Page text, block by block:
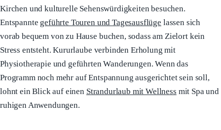
Kirchen und kulturelle Sehenswürdigkeiten besuchen.
Entspannte geführte Touren und Tagesausflüge lassen sich
vorab bequem von zu Hause buchen, sodass am Zielort kein
Stress entsteht. Kururlaube verbinden Erholung mit
Physiotherapie und geführten Wanderungen. Wenn das
Programm noch mehr auf Entspannung ausgerichtet sein soll,
lohnt ein Blick auf einen Strandurlaub mit Wellness mit Spa und
ruhigen Anwendungen.